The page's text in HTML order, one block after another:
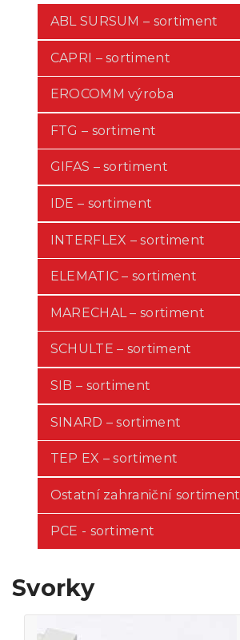
ABL SURSUM – sortiment
CAPRI – sortiment
EROCOMM výroba
FTG – sortiment
GIFAS – sortiment
IDE – sortiment
INTERFLEX – sortiment
ELEMATIC – sortiment
MARECHAL – sortiment
SCHULTE – sortiment
SIB – sortiment
SINARD – sortiment
TEP EX – sortiment
Ostatní zahraniční sortiment
PCE - sortiment
Svorky